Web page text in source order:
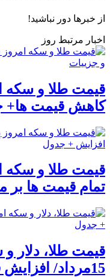
از خبرها دور نباشید!
اخبار مرتبط روز
کاهش قیمت ها+
تمام قیمت ها بر
قیمت طلا، دلار
15مرداد/ افزایش قیمت ها + جدول